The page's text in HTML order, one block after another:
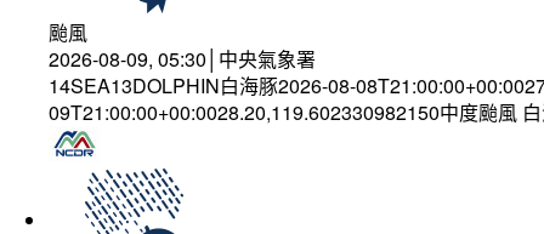
颱風
2026-08-09, 05:30│中央氣象署
14SEA13DOLPHIN白海豚2026-08-
09T21:00:00+00:0028.20,119.602330982150中度颱風